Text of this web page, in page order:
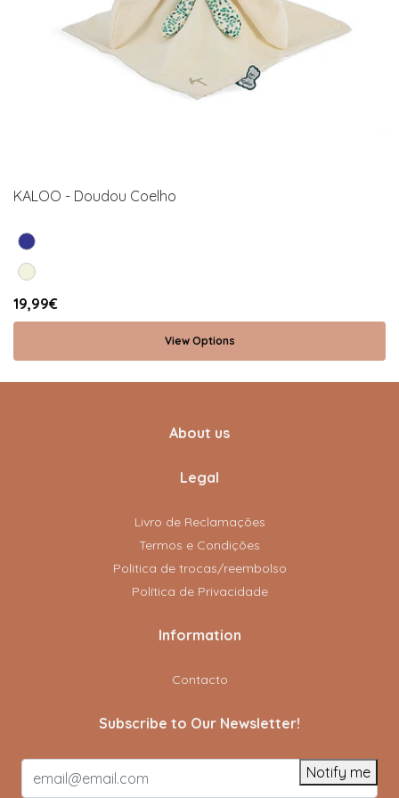
KALOO - Doudou Coelho
19,99€
View Options
About us
Legal
Livro de Reclamações
Termos e Condições
Politica de trocas/reembolso
Política de Privacidade
Information
Contacto
Subscribe to Our Newsletter!
Notify me